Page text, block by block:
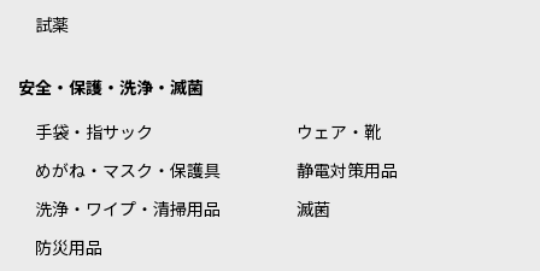
試薬
安全・保護・洗浄・滅菌
手袋・指サック
ウェア・靴
めがね・マスク・保護具
静電対策用品
洗浄・ワイプ・清掃用品
滅菌
防災用品